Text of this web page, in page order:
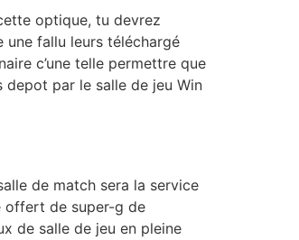
optique, tu devrez
une fallu leurs téléchargé
c’une telle permettre que
depot par le salle de jeu Win
de match sera la service
offert de super-g de
de salle de jeu en pleine